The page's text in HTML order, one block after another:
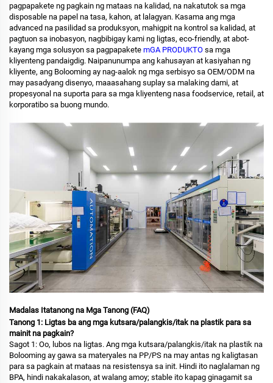
pagpapakete ng pagkain ng mataas na kalidad, na nakatutok sa mga
disposable na papel na tasa, kahon, at lalagyan. Kasama ang mga
advanced na pasilidad sa produksyon, mahigpit na kontrol sa kalidad, at
pagtuon sa inobasyon, nagbibigay kami ng ligtas, eco-friendly, at abot-
kayang mga solusyon sa pagpapakete mGA PRODUKTO sa mga
kliyenteng pandaigdig. Naipanunumpa ang kahusayan at kasiyahan ng
kliyente, ang Bolooming ay nag-aalok ng mga serbisyo sa OEM/ODM na
may pasadyang disenyo, maaasahang suplay sa malaking dami, at
propesyonal na suporta para sa mga kliyenteng nasa foodservice, retail, at
korporatibo sa buong mundo.
Madalas Itatanong na Mga Tanong (FAQ)
Tanong 1: Ligtas ba ang mga kutsara/palangkis/itak na plastik para sa
mainit na pagkain?
Sagot 1: Oo, lubos na ligtas. Ang mga kutsara/palangkis/itak na plastik na
Bolooming ay gawa sa materyales na PP/PS na may antas ng kaligtasan
para sa pagkain at mataas na resistensya sa init. Hindi ito naglalaman ng
BPA, hindi nakakalason, at walang amoy; stable ito kapag ginagamit sa